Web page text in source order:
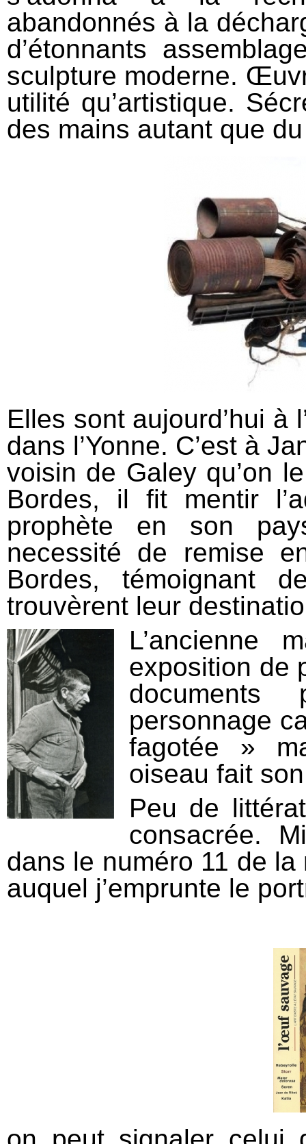
abandonnés à la
d’étonnants
sculpture moderne.
utilité qu’artistique.
des mains autant que
Elles sont aujourd’hui à
dans l’Yonne. C’est à
voisin de Galey qu’on
Bordes, il fit mentir
prophète en son
necessité de remise
Bordes, témoignant
trouvèrent leur
L’ancienne
exposition de
personnage
fagotée »
oiseau fait
Peu de
consacrée.
dans le numéro 11 de
auquel j’emprunte le